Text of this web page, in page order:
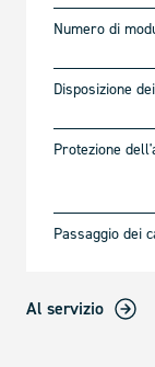
Numero di
Disposizione
Protezione
Passaggio dei
Al servizio